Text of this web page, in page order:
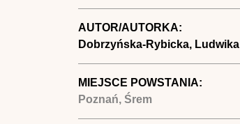
AUTOR/AUTORKA:
Dobrzyńska-Rybicka, Ludwika
MIEJSCE POWSTANIA:
Poznań, Śrem